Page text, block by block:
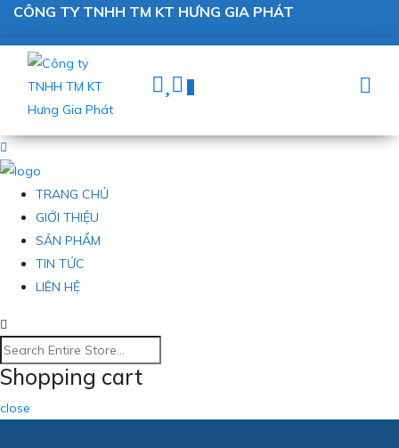
CÔNG TY TNHH TM KT HƯNG GIA PHÁT
0
TRANG CHỦ
GIỚI THIỆU
SẢN PHẨM
TIN TỨC
LIÊN HỆ
Shopping cart
close